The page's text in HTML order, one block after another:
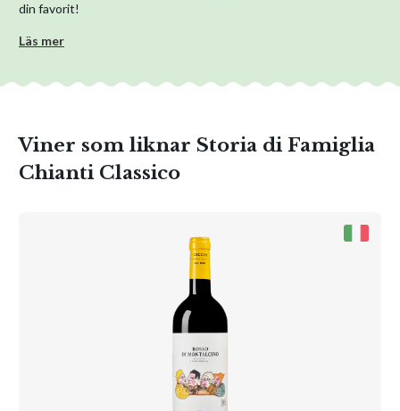
din favorit!
Läs mer
Viner som liknar Storia di Famiglia
Chianti Classico